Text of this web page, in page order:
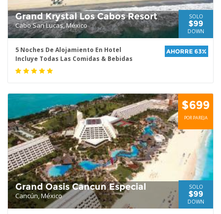
Grand Krystal Los Cabos Resort
Cabo San Lucas, México
SOLO
$99
DOWN
5 Noches De Alojamiento En Hotel
Incluye Todas Las Comidas & Bebidas
AHORRE 63%
$699
POR PAREJA
Grand Oasis Cancun Especial
Cancún, México
SOLO
$99
DOWN